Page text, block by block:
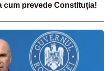
cum prevede Constituția!